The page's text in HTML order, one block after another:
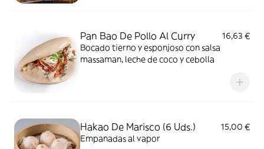
Pan Bao De Pollo Al Curry
16,63 €
Bocado tierno y esponjoso con salsa
massaman, leche de coco y cebolla
Hakao De Marisco (6 Uds.)
15,00 €
Empanadas al vapor